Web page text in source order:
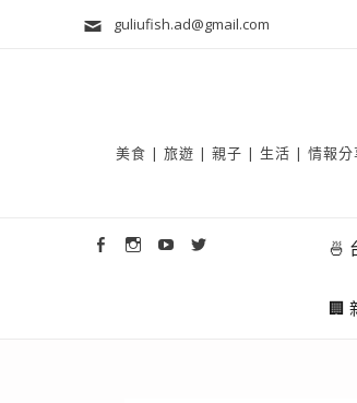
guliufish.ad@gmail.com
美食 | 旅遊 | 親子 | 生活 | 情報分
🍜
🏢